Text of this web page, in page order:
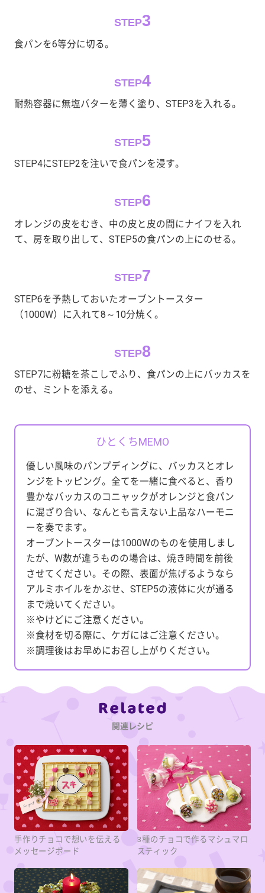
STEP3
食パンを6等分に切る。
STEP4
耐熱容器に無塩バターを薄く塗り、STEP3を入れる。
STEP5
STEP4にSTEP2を注いで食パンを浸す。
STEP6
オレンジの皮をむき、中の皮と皮の間にナイフを入れ
て、房を取り出して、STEP5の食パンの上にのせる。
STEP7
STEP6を予熱しておいたオーブントースター
（1000W）に入れて8～10分焼く。
STEP8
STEP7に粉糖を茶こしでふり、食パンの上にバッカスを
のせ、ミントを添える。
ひとくちMEMO
優しい風味のパンプディングに、バッカスとオレ
ンジをトッピング。全てを一緒に食べると、香り
豊かなバッカスのコニャックがオレンジと食パン
に混ざり合い、なんとも言えない上品なハーモニ
ーを奏でます。
オーブントースターは1000Wのものを使用しまし
たが、W数が違うものの場合は、焼き時間を前後
させてください。その際、表面が焦げるようなら
アルミホイルをかぶせ、STEP5の液体に火が通る
まで焼いてください。
※やけどにご注意ください。
※食材を切る際に、ケガにはご注意ください。
※調理後はお早めにお召し上がりください。
Category
関連レシピ
手作りチョコで想いを伝える
メッセージボード
3種のチョコで作るマシュマロ
スティック